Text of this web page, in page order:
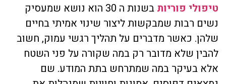
טיפולי פוריות
בשנות ה 30 הוא נושא שמעסיק
נשים רבות שמבקשות ליצור שינוי אמיתי בחיים
שלהן. כאשר מדברים על תהליך רגשי עמוק, חשוב
להבין שלא מדובר רק במה שקורה על פני השטח
אלא בעיקר במה שמתרחש בתת המודע. שם